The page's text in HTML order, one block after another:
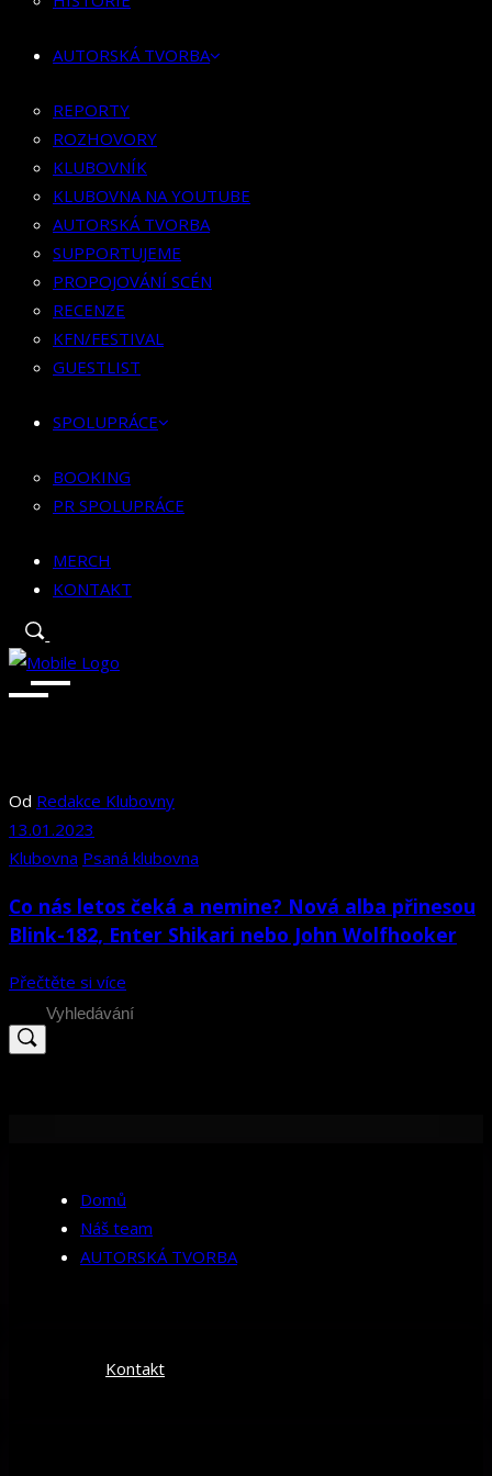
KLUBOVNA NA YOUTUBE
SUPPORTUJEME
PROPOJOVÁNÍ SCÉN
RECENZE
KFN/FESTIVAL
GUESTLIST
SPOLUPRÁCE
BOOKING
PR SPOLUPRÁCE
MERCH
AUTORSKÁ TVORBA
REPORTY
ROZHOVORY
KLUBOVNÍK
KLUBOVNA NA YOUTUBE
AUTORSKÁ TVORBA
SUPPORTUJEME
PROPOJOVÁNÍ SCÉN
RECENZE
KFN/FESTIVAL
GUESTLIST
SPOLUPRÁCE
BOOKING
PR SPOLUPRÁCE
MERCH
KONTAKT
Od Redakce Klubovny
13.01.2023
Klubovna Psaná klubovna
Co nás letos čeká a nemine? Nová alba přinesou
Blink-182, Enter Shikari nebo John Wolfhooker
Přečtěte si více
Search
for:
Domů
Náš team
AUTORSKÁ TVORBA
Kontakt